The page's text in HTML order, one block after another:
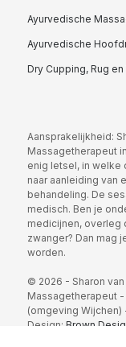
Ayurvedische
Ayurvedische
Dry Cupping, Rug
Aansprakelijkheid:
Massagetherapeut
enig letsel, in welke
naar aanleiding van
behandeling. De
medisch. Ben je
medicijnen, overleg
zwanger? Dan mag
worden.
© 2026 - Sharon
Massagetherapeut -
(omgeving Wijchen)
Design: Brown